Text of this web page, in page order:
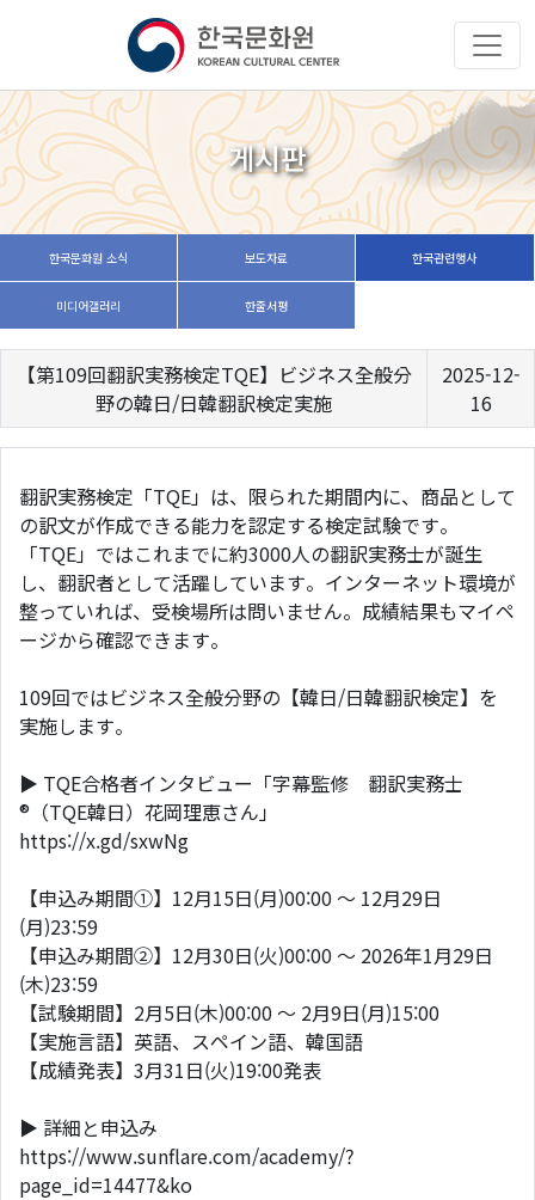
게시판
한국문화원 소식 보도자료 한국관련행사
미디어갤러리 한줄서평
【第109回翻訳実務検定TQE】ビジネス全般分
野の韓日/日韓翻訳検定実施
2025-12-
16
翻訳実務検定「TQE」は、限られた期間内に、商品として
の訳文が作成できる能力を認定する検定試験です。
「TQE」ではこれまでに約3000人の翻訳実務士が誕生
し、翻訳者として活躍しています。インターネット環境が
整っていれば、受検場所は問いません。成績結果もマイペ
ージから確認できます。
109回ではビジネス全般分野の【韓日/日韓翻訳検定】を
実施します。
▶ TQE合格者インタビュー「字幕監修 翻訳実務士
®（TQE韓日）花岡理恵さん」
https://x.gd/sxwNg
【申込み期間①】12月15日(月)00:00 ～ 12月29日
(月)23:59
【申込み期間②】12月30日(火)00:00 ～ 2026年1月29日
(木)23:59
【試験期間】2月5日(木)00:00 ～ 2月9日(月)15:00
【実施言語】英語、スペイン語、韓国語
【成績発表】3月31日(火)19:00発表
▶ 詳細と申込み
https://www.sunflare.com/academy/?
page_id=14477&ko